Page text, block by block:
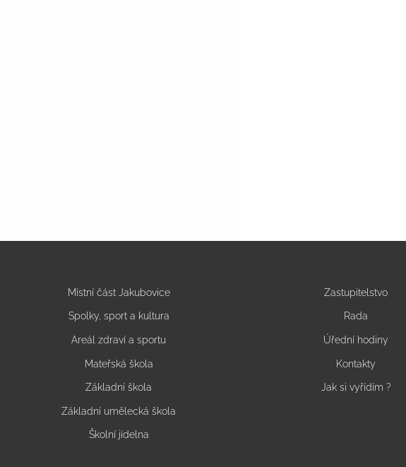
Místní část Jakubovice
Spolky, sport a kultura
Areál zdraví a sportu
Mateřská škola
Základní škola
Základní umělecká škola
Školní jídelna
Zastupitelstvo
Rada
Úřední hodiny
Kontakty
Jak si vyřídím ?